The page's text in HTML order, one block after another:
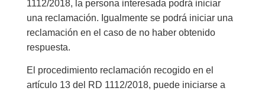
1112/2018, la persona interesada podrá iniciar
una reclamación. Igualmente se podrá iniciar una
reclamación en el caso de no haber obtenido
respuesta.
El procedimiento reclamación recogido en el
artículo 13 del RD 1112/2018, puede iniciarse a